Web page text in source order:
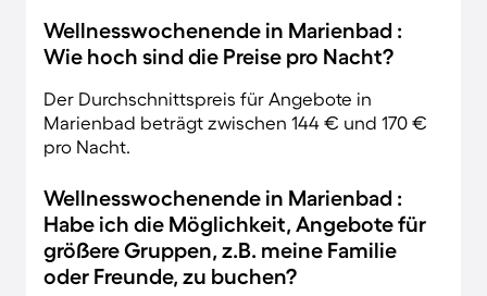
Wellnesswochenende in Marienbad :
Wie hoch sind die Preise pro Nacht?
Der Durchschnittspreis für Angebote in
Marienbad beträgt zwischen 144 € und 170 €
pro Nacht.
Wellnesswochenende in Marienbad :
Habe ich die Möglichkeit, Angebote für
größere Gruppen, z.B. meine Familie
oder Freunde, zu buchen?